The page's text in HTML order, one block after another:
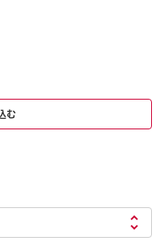
む